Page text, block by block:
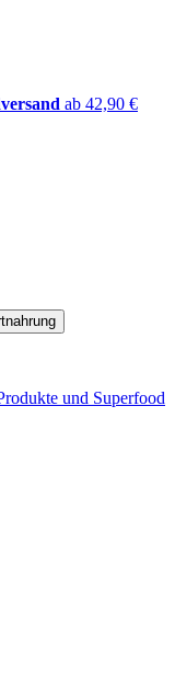
ab 42,90 €
und Superfood